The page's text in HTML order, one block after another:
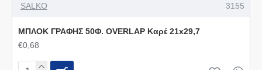
SALKO 3155
ΜΠΛΟΚ ΓΡΑΦΗΣ 50Φ. OVERLAP Καρέ 21x29,7
€0,68